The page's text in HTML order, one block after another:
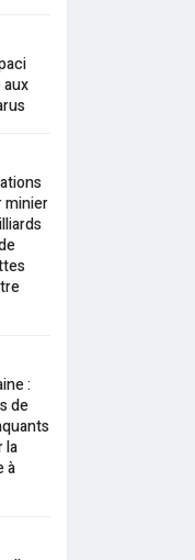
minier
:
de
la
à